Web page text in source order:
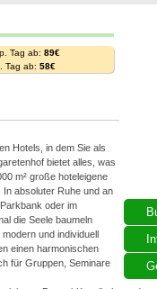
Tag ab: 89€
Tag ab: 58€
Hotels, in dem Sie als
bietet alles, was
m² große hoteleigene
absoluter Ruhe und an
oder im
die Seele baumeln
und individuell
einen harmonischen
für Gruppen, Seminare